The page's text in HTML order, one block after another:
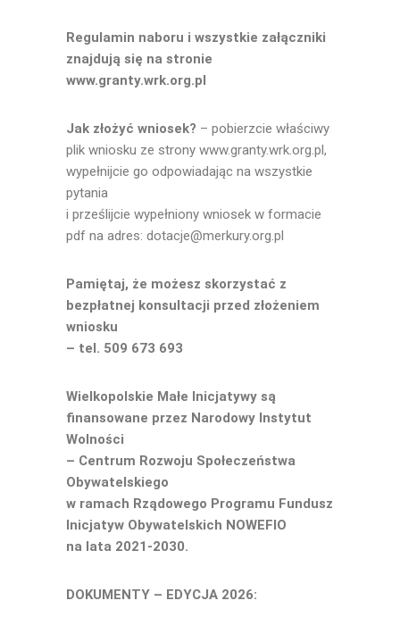
Regulamin naboru i wszystkie załączniki
znajdują się na stronie
www.granty.wrk.org.pl
Jak złożyć wniosek? – pobierzcie właściwy
plik wniosku ze strony www.granty.wrk.org.pl,
wypełnijcie go odpowiadając na wszystkie
pytania
i prześlijcie wypełniony wniosek w formacie
pdf na adres: dotacje@merkury.org.pl
Pamiętaj, że możesz skorzystać z
bezpłatnej konsultacji przed złożeniem
wniosku
– tel. 509 673 693
Wielkopolskie Małe Inicjatywy są
finansowane przez Narodowy Instytut
Wolności
– Centrum Rozwoju Społeczeństwa
Obywatelskiego
w ramach Rządowego Programu Fundusz
Inicjatyw Obywatelskich NOWEFIO
na lata 2021-2030.
DOKUMENTY – EDYCJA 2026: